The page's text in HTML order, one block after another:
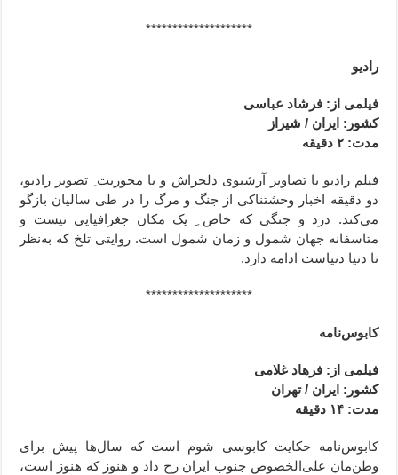
********************
رادیو
فیلمی از: فرشاد عباسی
کشور: ایران / شیراز
مدت: ۲ دقیقه
فیلم رادیو با تصاویر آرشیوی دلخراش و با محوریت ِ تصویر رادیو،‌
دو دقیقه اخبار وحشتناکی از جنگ و مرگ را در طی سالیان بازگو
می‌کند. درد و جنگی که خاص ِ یک مکان جغرافیایی نیست و
متاسفانه جهان شمول و زمان شمول است. روایتی تلخ که به‌نظر
تا دنیا دنیاست ادامه دارد.
********************
کابوس‌نامه
فیلمی از: فرهاد غلامی
کشور: ایران / تهران
مدت: ۱۴ دقیقه
کابوس‌نامه حکایت کابوسی شوم است که سال‌ها پیش برای
وطن‌مان علی‌الخصوص جنوب ایران رخ داد و هنوز که هنوز است،